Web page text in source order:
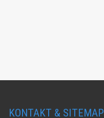
KONTAKT & SITEMAP